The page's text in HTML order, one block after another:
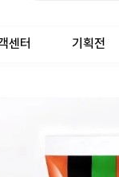
센터 기획전